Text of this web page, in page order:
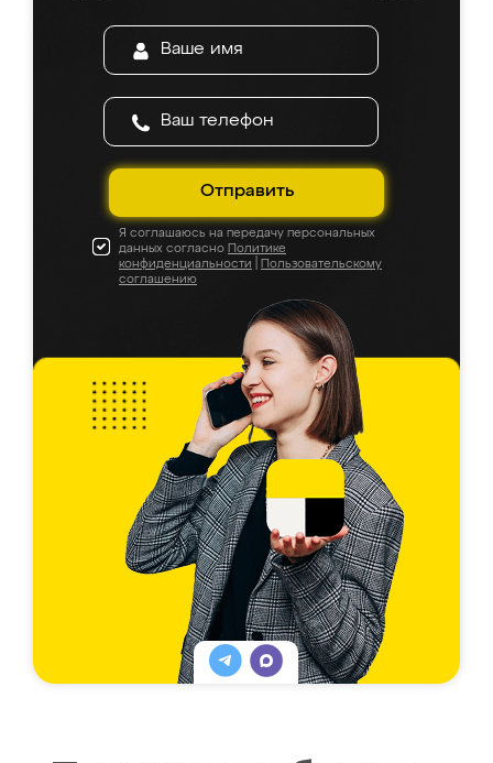
Отправить
Я соглашаюсь на передачу персональных
данных согласно Политике
конфиденциальности
Пользовательскому
соглашению